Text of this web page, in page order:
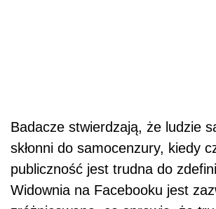
Badacze stwierdzają, że ludzie
skłonni do samocenzury, kiedy
publiczność jest trudna do
Widownia na Facebooku jest